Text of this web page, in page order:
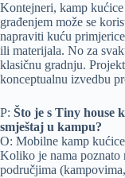
Kontejneri, kamp
građenjem može se
napraviti kuću
ili materijala. No za
klasičnu gradnju.
konceptualnu izvedbu
P: Što je s Tiny house
smještaj u kampu?
O: Mobilne kamp
Koliko je nama poznato
područjima